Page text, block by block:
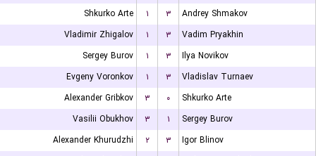
Shkurko Arte
۱ ۳
Andrey Shmakov
Vladimir Zhigalov
۱ ۳
Vadim Pryakhin
Sergey Burov
۱ ۳
Ilya Novikov
Evgeny Voronkov
۱ ۳
Vladislav Turnaev
Alexander Gribkov
۳ ۰
Shkurko Arte
Vasilii Obukhov
۳ ۱
Sergey Burov
Alexander Khurudzhi
۲ ۳
Igor Blinov